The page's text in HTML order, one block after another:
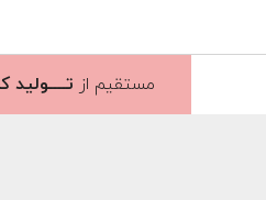
مستقیم از تــــولید